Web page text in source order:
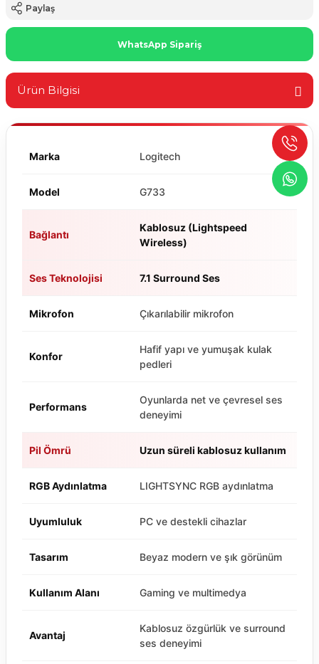
Paylaş
WhatsApp Sipariş
Ürün Bilgisi
Marka Logitech
Model G733
Bağlantı
Kablosuz (Lightspeed
Wireless)
Ses Teknolojisi 7.1 Surround Ses
Mikrofon Çıkarılabilir mikrofon
Konfor
Hafif yapı ve yumuşak kulak
pedleri
Performans
Oyunlarda net ve çevresel ses
deneyimi
Pil Ömrü Uzun süreli kablosuz kullanım
RGB Aydınlatma LIGHTSYNC RGB aydınlatma
Uyumluluk PC ve destekli cihazlar
Tasarım Beyaz modern ve şık görünüm
Kullanım Alanı Gaming ve multimedya
Avantaj
Kablosuz özgürlük ve surround
ses deneyimi